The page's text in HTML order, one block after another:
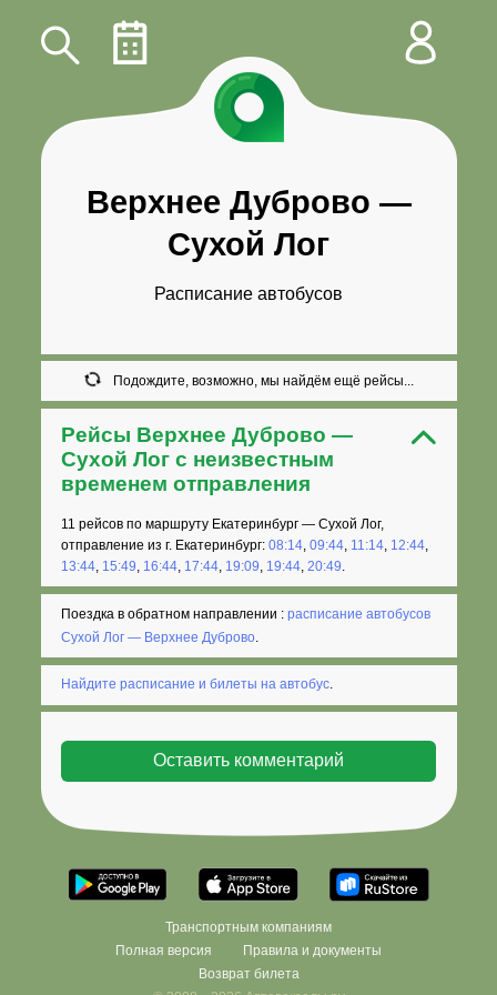
Верхнее Дуброво —
Сухой Лог
Расписание автобусов
Подождите, возможно, мы найдём ещё рейсы...
Рейсы Верхнее Дуброво —
Сухой Лог с неизвестным
временем отправления
11 рейсов по маршруту Екатеринбург — Сухой Лог,
отправление из г. Екатеринбург:08:14,09:44, 11:14, 12:44,
13:44, 15:49, 16:44, 17:44, 19:09, 19:44,20:49.
Поездка в обратном направлении :расписание автобусов
Сухой Лог — Верхнее Дуброво.
Найдите расписание и билеты на автобус.
Транспортным компаниям
Полная версия
Правила и документы
Возврат билета